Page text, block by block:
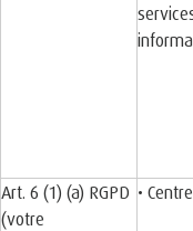
Art. 6 (1) (a) RGPD
(votre
•